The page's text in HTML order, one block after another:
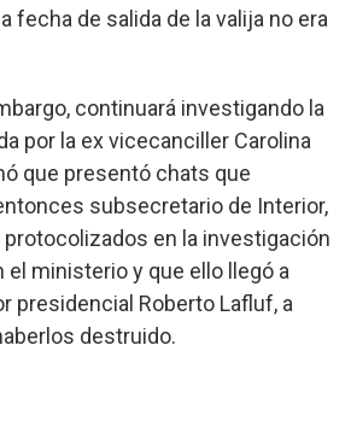
fecha de salida de la valija no era
continuará investigando la
por la ex vicecanciller Carolina
que presentó chats que
subsecretario de Interior,
en la investigación
el ministerio y que ello llegó a
presidencial Roberto Lafluf, a
destruido.